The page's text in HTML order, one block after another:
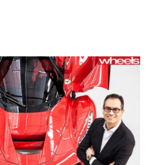
ECONOMIC
Depășirea anului la Cluj:
cu BMW-ul de parcă era
„Avea între 120 și 150
Dacă nu frânam și eu, și
șofer, ne omora”